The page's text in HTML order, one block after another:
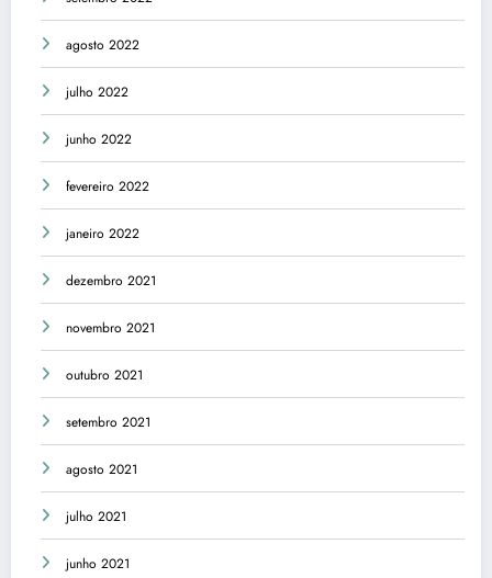
agosto 2022
julho 2022
junho 2022
fevereiro 2022
janeiro 2022
dezembro 2021
novembro 2021
outubro 2021
setembro 2021
agosto 2021
julho 2021
junho 2021